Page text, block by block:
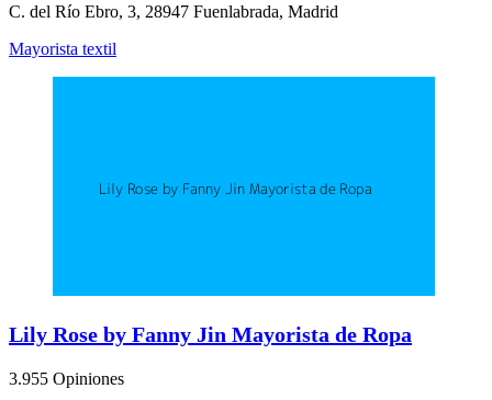
C. del Río Ebro, 3, 28947 Fuenlabrada, Madrid
Mayorista textil
Lily Rose by Fanny Jin Mayorista de Ropa
3.955 Opiniones